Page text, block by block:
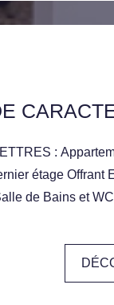
:
étage Offrant
de Bains et
ce bien.